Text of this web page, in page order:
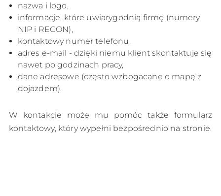
nazwa i logo,
informacje, które uwiarygodnią firmę (numery
NIP i REGON),
kontaktowy numer telefonu,
adres e-mail - dzięki niemu klient skontaktuje się
nawet po godzinach pracy,
dane adresowe (często wzbogacane o mapę z
dojazdem).
W kontakcie może mu pomóc także formularz
kontaktowy, który wypełni bezpośrednio na stronie.